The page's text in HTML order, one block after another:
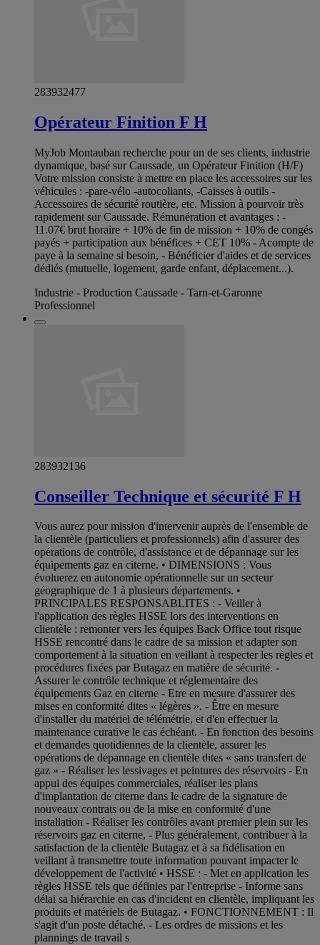
283932477
Opérateur Finition F H
MyJob Montauban recherche pour un de ses clients, industrie
dynamique, basé sur Caussade, un Opérateur Finition (H/F)
Votre mission consiste à mettre en place les accessoires sur les
véhicules : -pare-vélo -autocollants, -Caisses à outils -
Accessoires de sécurité routière, etc. Mission à pourvoir très
rapidement sur Caussade. Rémunération et avantages : -
11.07€ brut horaire + 10% de fin de mission + 10% de congés
payés + participation aux bénéfices + CET 10% - Acompte de
paye à la semaine si besoin, - Bénéficier d'aides et de services
dédiés (mutuelle, logement, garde enfant, déplacement...).
Industrie - Production Caussade - Tarn-et-Garonne
Professionnel
283932136
Conseiller Technique et sécurité F H
Vous aurez pour mission d'intervenir auprès de l'ensemble de
la clientèle (particuliers et professionnels) afin d'assurer des
opérations de contrôle, d'assistance et de dépannage sur les
équipements gaz en citerne. • DIMENSIONS : Vous
évoluerez en autonomie opérationnelle sur un secteur
géographique de 1 à plusieurs départements. •
PRINCIPALES RESPONSABLITES : - Veiller à
l'application des règles HSSE lors des interventions en
clientèle : remonter vers les équipes Back Office tout risque
HSSE rencontré dans le cadre de sa mission et adapter son
comportement à la situation en veillant à respecter les règles et
procédures fixées par Butagaz en matière de sécurité. -
Assurer le contrôle technique et réglementaire des
équipements Gaz en citerne - Etre en mesure d'assurer des
mises en conformité dites « légères ». - Être en mesure
d'installer du matériel de télémétrie, et d'en effectuer la
maintenance curative le cas échéant. - En fonction des besoins
et demandes quotidiennes de la clientèle, assurer les
opérations de dépannage en clientèle dites « sans transfert de
gaz » - Réaliser les lessivages et peintures des réservoirs - En
appui des équipes commerciales, réaliser les plans
d'implantation de citerne dans le cadre de la signature de
nouveaux contrats ou de la mise en conformité d'une
installation - Réaliser les contrôles avant premier plein sur les
réservoirs gaz en citerne, - Plus généralement, contribuer à la
satisfaction de la clientèle Butagaz et à sa fidélisation en
veillant à transmettre toute information pouvant impacter le
développement de l'activité • HSSE : - Met en application les
règles HSSE tels que définies par l'entreprise - Informe sans
délai sa hiérarchie en cas d'incident en clientèle, impliquant les
produits et matériels de Butagaz. • FONCTIONNEMENT : Il
s'agit d'un poste détaché. - Les ordres de missions et les
plannings de travail s